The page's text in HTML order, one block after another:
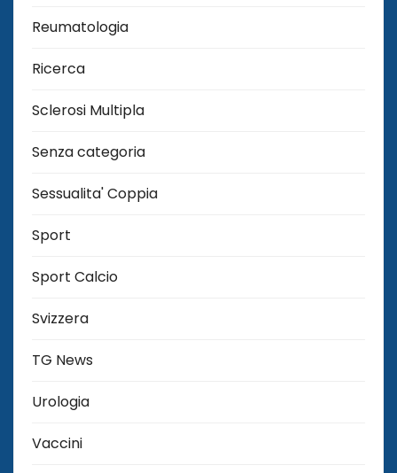
Reumatologia
Ricerca
Sclerosi Multipla
Senza categoria
Sessualita' Coppia
Sport
Sport Calcio
Svizzera
TG News
Urologia
Vaccini